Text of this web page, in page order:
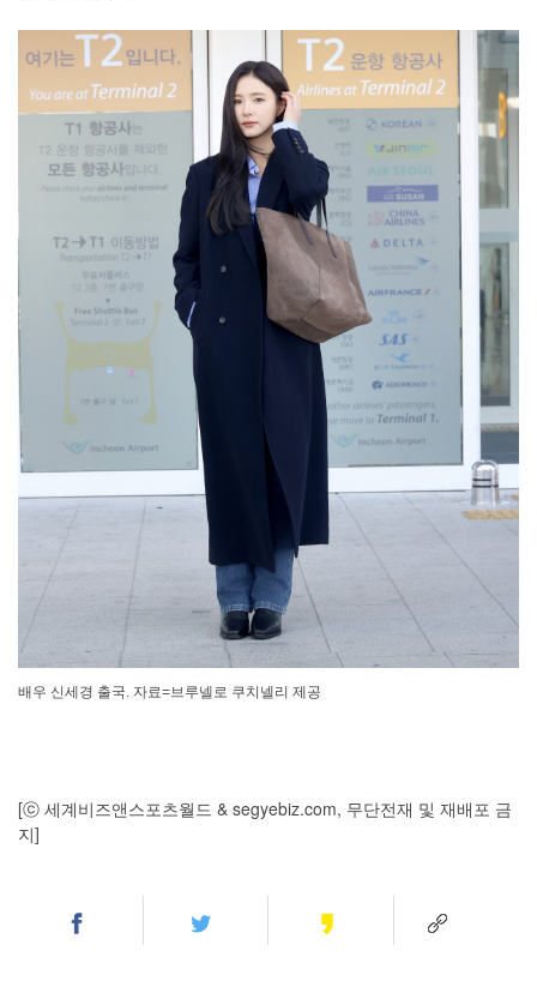
배우 신세경 출국. 자료=브루넬로 쿠치넬리 제공
[ⓒ 세계비즈앤스포츠월드 & segyebiz.com, 무단전재 및 재배포 금
지]